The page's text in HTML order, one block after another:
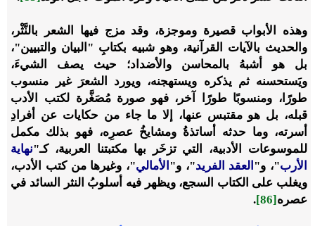
وهذه الأبواب قصيرة وموجزة، وقد مزج فيها الشعر بالنَّثْر،
والحديث بالآيات القرآنية، وهو شبيه بكتابِ "البيان والتبيين"،
بل هو أشبهُ بالمحاسن والأضداد؛ حيث يصف الشيءَ،
ويَستحسنه ثم يذكره ويستهجنه، ويورد الشعرَ غير منسوب
طورًا، ومنسوبًا طورًا آخر، فهو صورة مُصَغَّرة لكتب الأدب
قبله، بل هو مقتبس عنها، إلا ما جاء من حكايات عن أفرادِ
أسرته، وما حدثه أساتذةُ ومشايخُ عصرِه، فهو بذلك مكمل
للموسوعات الأدبية، التي تزخَر بها مكتبتنا العربية، كـ"نهاية
الأرب"، و" العقد الفريد"، و" الأمالي"، وغيرها من كتب الأدب،
ويغلب على الكتاب السجع، ويظهر فيه أسلوبُ النثر السائد في
عصره [86]
.